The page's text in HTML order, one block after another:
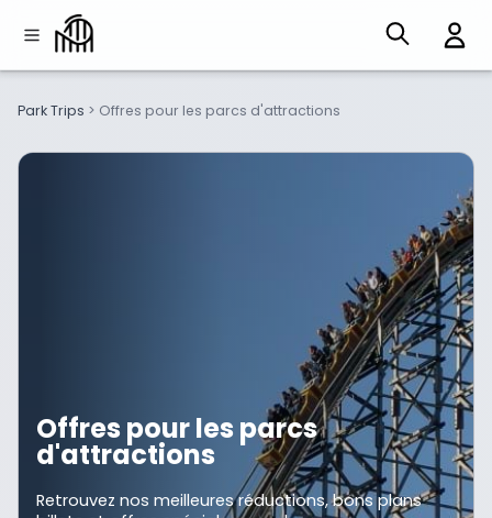
Park Trips > Offres pour les parcs d'attractions
Offres pour les parcs
d'attractions
Retrouvez nos meilleures réductions, bons plans